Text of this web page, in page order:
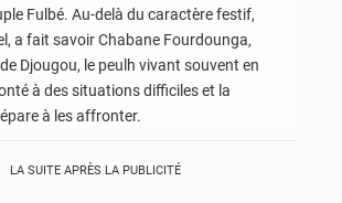
Fulbé. Au-delà du caractère festif,
a fait savoir Chabane Fourdounga,
Djougou, le peulh vivant souvent en
à des situations difficiles et la
à les affronter.
LA SUITE APRÈS LA PUBLICITÉ